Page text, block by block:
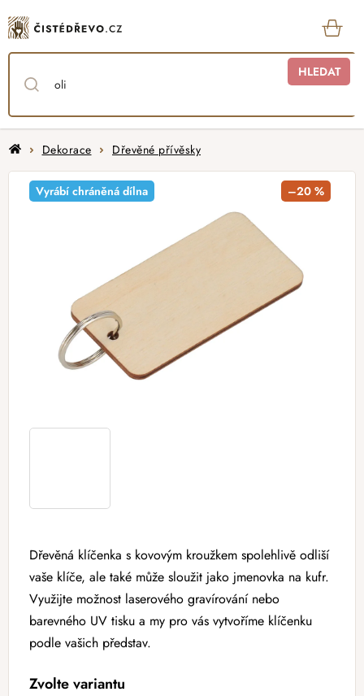
na
obsah
HLEDAT
DomůDekorace Dřevěné přívěsky
Dřevěná klíčenka s kovovým kroužkem spolehlivě odliší
vaše klíče, ale také může sloužit jako jmenovka na kufr.
Využijte možnost laserového gravírování nebo
barevného UV tisku a my pro vás vytvoříme klíčenku
podle vašich představ.
Zvolte variantu
Vyrábí chráněná dílna –20 %